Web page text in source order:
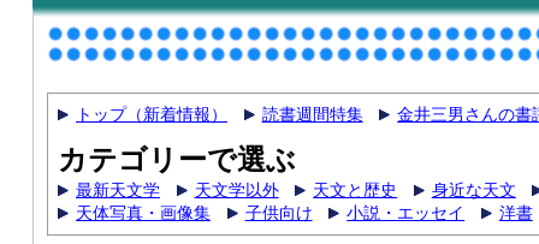
トップ（新着情報） 読書週間特集 金井三男さんの書
カテゴリーで選ぶ
最新天文学 天文学以外 天文と歴史
身近な天文
天体写真・画像集
子供向け 小説・エッセイ 洋書